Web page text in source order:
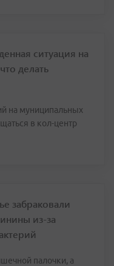
ситуация на
делать
на муниципальных
в кол-центр
забраковали
из-за
палочки, а